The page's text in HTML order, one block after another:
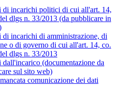
di incarichi politici di cui all'art. 14,
dlgs n. 33/2013 (da pubblicare in
di incarichi di amministrazione, di
o di governo di cui all'art. 14, co.
dlgs n. 33/2013
dall'incarico (documentazione da
sul sito web)
comunicazione dei dati